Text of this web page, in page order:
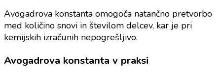
Avogadrova konstanta omogoča natančno pretvorbo
med količino snovi in številom delcev, kar je pri
kemijskih izračunih nepogrešljivo.
Avogadrova konstanta v praksi